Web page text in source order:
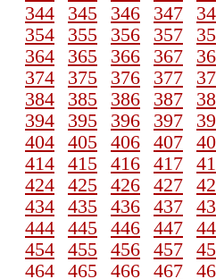
344
345 346 347
354
355 356 357
364
365 366 367
374
375 376 377
384
385 386 387
394
395 396 397
404
405 406 407
414
415 416 417
424
425 426 427
434
435 436 437
444
445 446 447
454
455 456 457
464
465 466 467